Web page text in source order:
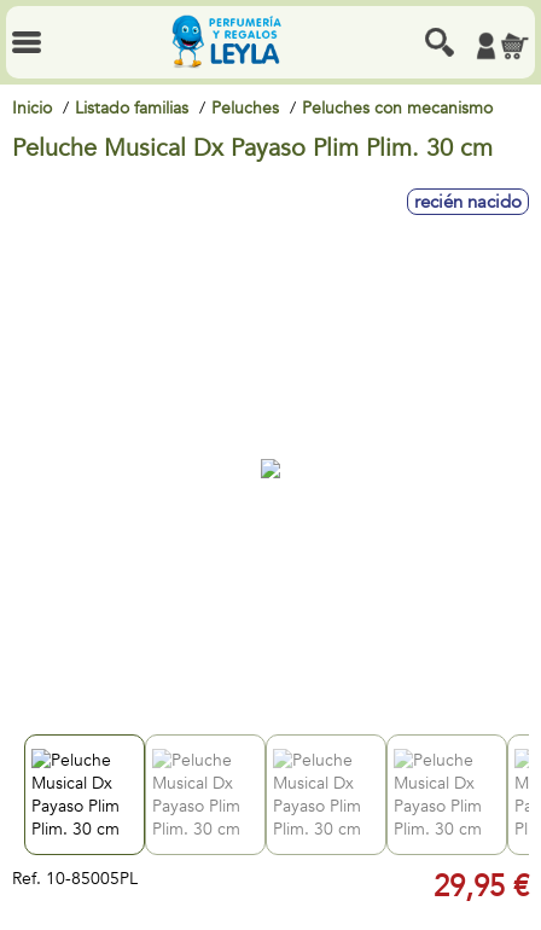
Inicio Listado familias Peluches Peluches con mecanismo
Peluche Musical Dx Payaso Plim Plim. 30 cm
recién nacido
Ref. 10-85005PL 29,95 €